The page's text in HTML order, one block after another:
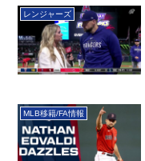
レンジャーズ
MLB移籍/FA情報